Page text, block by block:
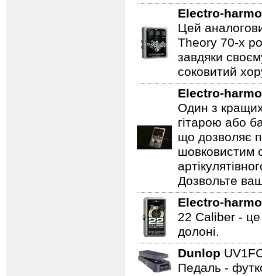
Electro-
Цей
Theory 70-х
завдяки
соковитий
Electro-
Один з
гітарою або
що дозволяє
шовковистим
Дозвольте
Electro-
22 Caliber - це
долоні.
Dunlop
Педаль -